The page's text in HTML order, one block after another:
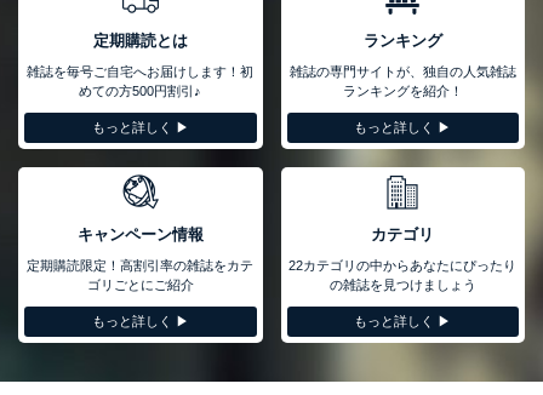
当社は、個人情報に関連する法令、国が定める指針及びその他の規
範を遵守します。また、当社の管理の仕組みに、これらの法令及び
その他の規範を常に適合させます。
個人情報の安全管理措置
ュリティ対策をはじめとする安全対策を実施し、個人情報の漏え
い、滅失またはき損の防止及び是正に努めます。
アクセス制御
個人データを取り扱うことのできる機器及び当該機器を取り扱
う従業者を明確化し、 個人データへの不要なアクセスを防止
アクセス者の識別と認証
ント制御）により、個人情報データベース等を取り扱う情報シ
定期購読とは
雑誌を毎号ご自宅へお届けします！初
めての方500円割引♪
もっと詳しく ▶︎
ランキング
雑誌の専門サイトが、独自の人気雑誌
ランキングを紹介！
もっと詳しく ▶︎
キャンペーン情報
定期購読限定！高割引率の雑誌をカテ
ゴリごとにご紹介
もっと詳しく ▶︎
カテゴリ
22カテゴリの中からあなたにぴったり
の雑誌を見つけましょう
もっと詳しく ▶︎